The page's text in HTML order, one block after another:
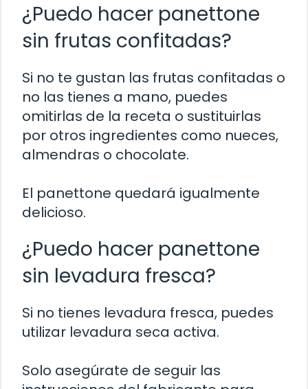
¿Puedo hacer panettone
sin frutas confitadas?
Si no te gustan las frutas confitadas o
no las tienes a mano, puedes
omitirlas de la receta o sustituirlas
por otros ingredientes como nueces,
almendras o chocolate.
El panettone quedará igualmente
delicioso.
¿Puedo hacer panettone
sin levadura fresca?
Si no tienes levadura fresca, puedes
utilizar levadura seca activa.
Solo asegúrate de seguir las